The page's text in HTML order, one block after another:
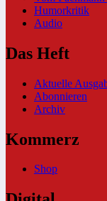
Humorkritik
Audio
Das Heft
Aktuelle
Abonnieren
Archiv
Kommerz
Shop